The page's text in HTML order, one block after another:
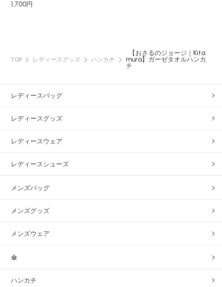
1,700円
TOP レディースグッズ ハンカチ
【おさるのジョージ｜Kita
mura】ガーゼタオルハンカ
チ
レディースバッグ
レディースグッズ
レディースウェア
レディースシューズ
メンズバッグ
メンズグッズ
メンズウェア
傘
ハンカチ